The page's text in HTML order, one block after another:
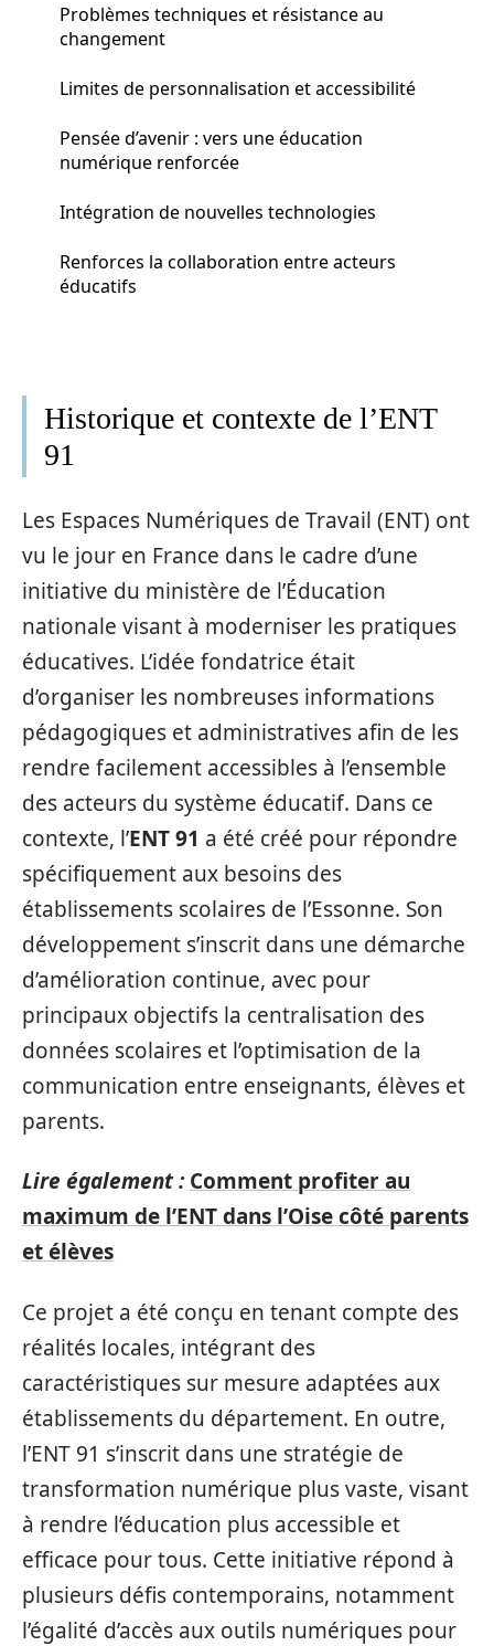
Problèmes techniques et résistance au
changement
Limites de personnalisation et accessibilité
Pensée d’avenir : vers une éducation
numérique renforcée
Intégration de nouvelles technologies
Renforces la collaboration entre acteurs
éducatifs
Historique et contexte de l’ENT
91
Les Espaces Numériques de Travail (ENT) ont
vu le jour en France dans le cadre d’une
initiative du ministère de l’Éducation
nationale visant à moderniser les pratiques
éducatives. L’idée fondatrice était
d’organiser les nombreuses informations
pédagogiques et administratives afin de les
rendre facilement accessibles à l’ensemble
des acteurs du système éducatif. Dans ce
contexte, l’ENT 91 a été créé pour répondre
spécifiquement aux besoins des
établissements scolaires de l’Essonne. Son
développement s’inscrit dans une démarche
d’amélioration continue, avec pour
principaux objectifs la centralisation des
données scolaires et l’optimisation de la
communication entre enseignants, élèves et
parents.
Lire également : Comment profiter au
maximum de l’ENT dans l’Oise côté parents
et élèves
Ce projet a été conçu en tenant compte des
réalités locales, intégrant des
caractéristiques sur mesure adaptées aux
établissements du département. En outre,
l’ENT 91 s’inscrit dans une stratégie de
transformation numérique plus vaste, visant
à rendre l’éducation plus accessible et
efficace pour tous. Cette initiative répond à
plusieurs défis contemporains, notamment
l’égalité d’accès aux outils numériques pour